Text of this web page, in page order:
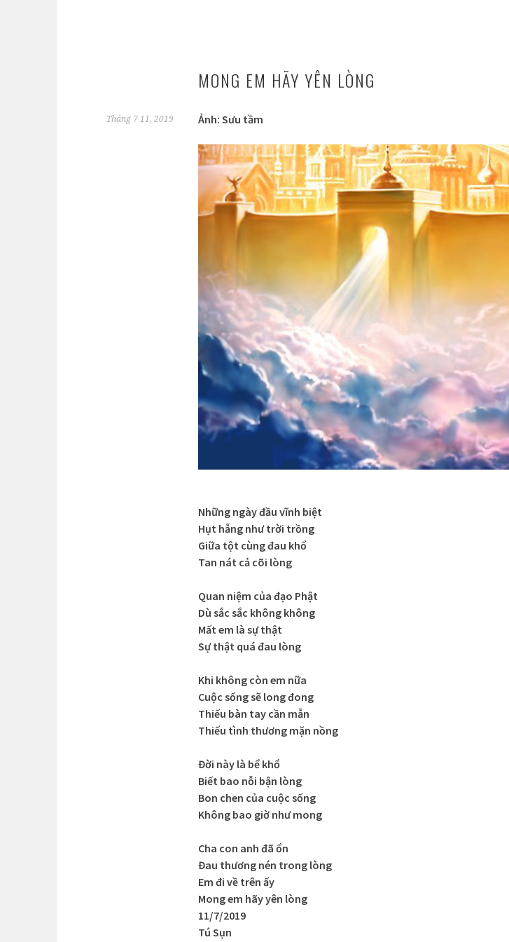
MONG EM HÃY YÊN LÒNG
Tháng 7 11, 2019 Ảnh: Sưu tầm
Những ngày đầu vĩnh biệt
Hụt hẫng như trời trồng
Giữa tột cùng đau khổ
Tan nát cả cõi lòng
Quan niệm của đạo Phật
Dù sắc sắc không không
Mất em là sự thật
Sự thật quá đau lòng
Khi không còn em nữa
Cuộc sống sẽ long đong
Thiếu bàn tay cần mẫn
Thiếu tình thương mặn nồng
Đời này là bể khổ
Biết bao nỗi bận lòng
Bon chen của cuộc sống
Không bao giờ như mong
Cha con anh đã ổn
Đau thương nén trong lòng
Em đi về trên ấy
Mong em hãy yên lòng
11/7/2019
Tú Sụn